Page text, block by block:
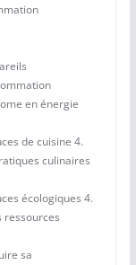
en énergie
de cuisine 4.
culinaires
écologiques 4.
ressources
sa